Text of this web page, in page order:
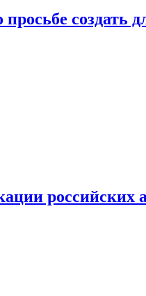
создать
российских